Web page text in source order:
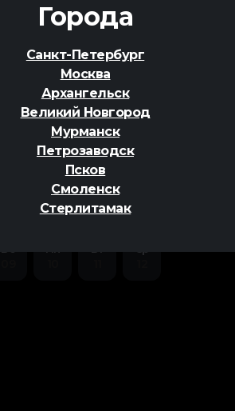
Города
Санкт-Петербург
Москва
Архангельск
Великий Новгород
Мурманск
Петрозаводск
Псков
Смоленск
Стерлитамак
Вс
Пн
Вт
Ср